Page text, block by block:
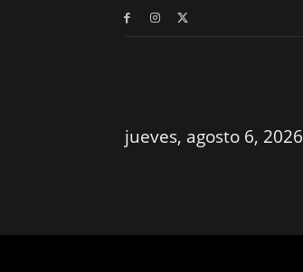
jueves, agosto 6, 2026